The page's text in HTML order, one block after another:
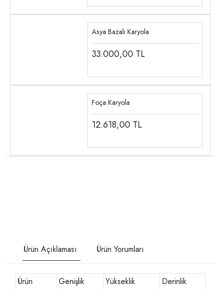
Asya Bazalı Karyola
33.000,00 TL
Foça Karyola
12.618,00 TL
Ürün Açıklaması Ürün Yorumları
Ürün Genişlik Yükseklik
Derinlik